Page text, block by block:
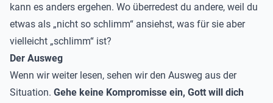
kann es anders ergehen. Wo überredest du andere, weil du
etwas als „nicht so schlimm“ ansiehst, was für sie aber
vielleicht „schlimm“ ist?
Der Ausweg
Wenn wir weiter lesen, sehen wir den Ausweg aus der
Situation. Gehe keine Kompromisse ein, Gott will dich